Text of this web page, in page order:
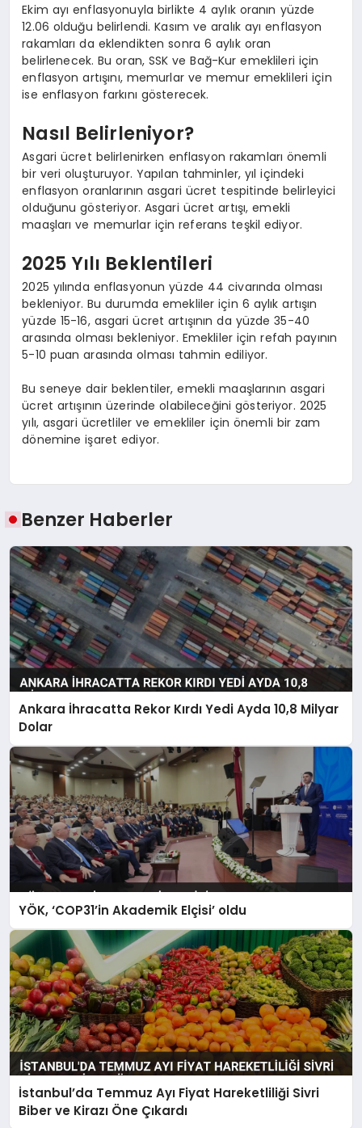
Ekim ayı enflasyonuyla birlikte 4 aylık oranın yüzde
12.06 olduğu belirlendi. Kasım ve aralık ayı enflasyon
rakamları da eklendikten sonra 6 aylık oran
belirlenecek. Bu oran, SSK ve Bağ-Kur emeklileri için
enflasyon artışını, memurlar ve memur emeklileri için
ise enflasyon farkını gösterecek.
Nasıl Belirleniyor?
Asgari ücret belirlenirken enflasyon rakamları önemli
bir veri oluşturuyor. Yapılan tahminler, yıl içindeki
enflasyon oranlarının asgari ücret tespitinde belirleyici
olduğunu gösteriyor. Asgari ücret artışı, emekli
maaşları ve memurlar için referans teşkil ediyor.
2025 Yılı Beklentileri
2025 yılında enflasyonun yüzde 44 civarında olması
bekleniyor. Bu durumda emekliler için 6 aylık artışın
yüzde 15-16, asgari ücret artışının da yüzde 35-40
arasında olması bekleniyor. Emekliler için refah payının
5-10 puan arasında olması tahmin ediliyor.
Bu seneye dair beklentiler, emekli maaşlarının asgari
ücret artışının üzerinde olabileceğini gösteriyor. 2025
yılı, asgari ücretliler ve emekliler için önemli bir zam
dönemine işaret ediyor.
Benzer Haberler
Ankara İhracatta Rekor Kırdı Yedi Ayda 10,8 Milyar
Dolar
YÖK, ‘COP31’in Akademik Elçisi’ oldu
İstanbul’da Temmuz Ayı Fiyat Hareketliliği Sivri
Biber ve Kirazı Öne Çıkardı